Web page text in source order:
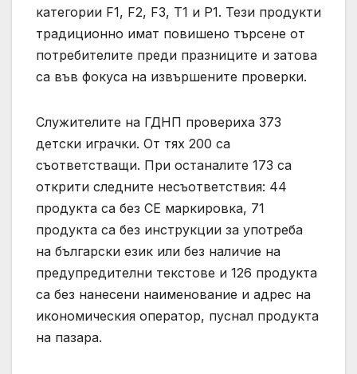
категории F1, F2, F3, Т1 и Р1. Тези продукти
традиционно имат повишено търсене от
потребителите преди празниците и затова
са във фокуса на извършените проверки.
Служителите на ГДНП провериха 373
детски играчки. От тях 200 са
съответстващи. При останалите 173 са
открити следните несъответствия: 44
продукта са без СЕ маркировка, 71
продукта са без инструкции за употреба
на български език или без наличие на
предупредителни текстове и 126 продукта
са без нанесени наименование и адрес на
икономическия оператор, пуснал продукта
на пазара.